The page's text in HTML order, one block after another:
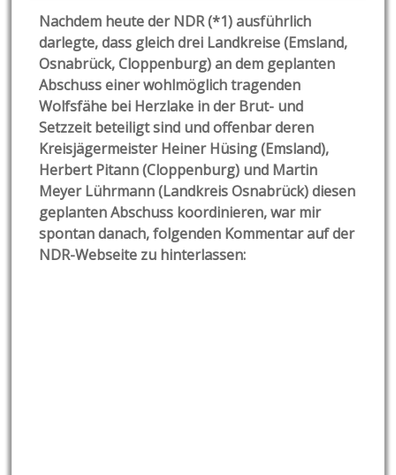
Nachdem heute der NDR (*1) ausführlich
darlegte, dass gleich drei Landkreise (Emsland,
Osnabrück, Cloppenburg) an dem geplanten
Abschuss einer wohlmöglich tragenden
Wolfsfähe bei Herzlake in der Brut- und
Setzzeit beteiligt sind und offenbar deren
Kreisjägermeister Heiner Hüsing (Emsland),
Herbert Pitann (Cloppenburg) und Martin
Meyer Lührmann (Landkreis Osnabrück) diesen
geplanten Abschuss koordinieren, war mir
spontan danach, folgenden Kommentar auf der
NDR-Webseite zu hinterlassen: